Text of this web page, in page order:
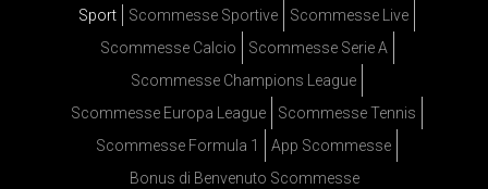
Sport Scommesse Sportive
Scommesse Live
Scommesse Calcio
Scommesse Serie A
Scommesse Champions League
Scommesse Europa League
Scommesse Tennis
Scommesse Formula 1
App Scommesse
Bonus di Benvenuto Scommesse